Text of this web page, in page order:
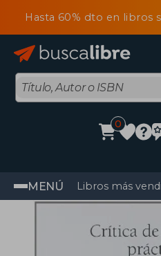
Hasta 60% dto en libros
0
MENÚ Libros más